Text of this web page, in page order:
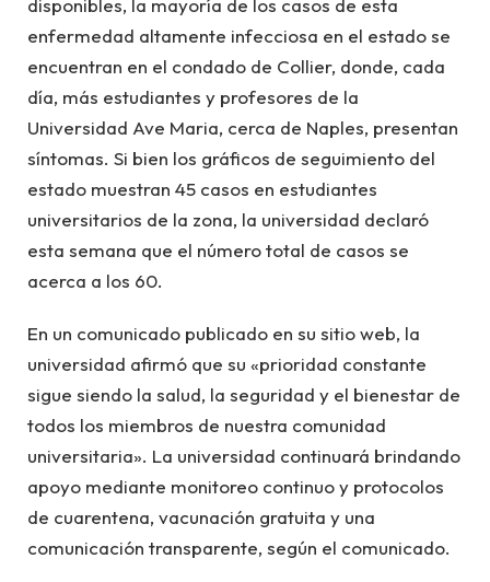
disponibles, la mayoría de los casos de esta
enfermedad altamente infecciosa en el estado se
encuentran en el condado de Collier, donde, cada
día, más estudiantes y profesores de la
Universidad Ave Maria, cerca de Naples, presentan
síntomas. Si bien los gráficos de seguimiento del
estado muestran 45 casos en estudiantes
universitarios de la zona, la universidad declaró
esta semana que el número total de casos se
acerca a los 60.
En un comunicado publicado en su sitio web, la
universidad afirmó que su «prioridad constante
sigue siendo la salud, la seguridad y el bienestar de
todos los miembros de nuestra comunidad
universitaria». La universidad continuará brindando
apoyo mediante monitoreo continuo y protocolos
de cuarentena, vacunación gratuita y una
comunicación transparente, según el comunicado.